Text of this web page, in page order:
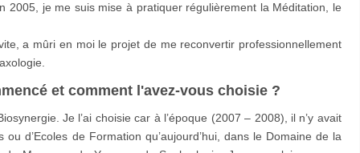
2005, je me suis mise à pratiquer régulièrement la Méditation, le
a mûri en moi le projet de me reconvertir professionnellement
et comment l'avez-vous choisie ?
Je l’ai choisie car à l’époque (2007 – 2008), il n’y avait
d’Ecoles de Formation qu’aujourd’hui, dans le Domaine de la